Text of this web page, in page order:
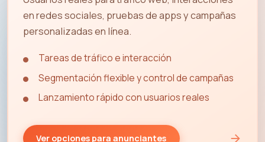
en redes sociales, pruebas de apps y campañas
personalizadas en línea.
Tareas de tráfico e interacción
Segmentación flexible y control de campañas
Lanzamiento rápido con usuarios reales
Ver opciones para anunciantes